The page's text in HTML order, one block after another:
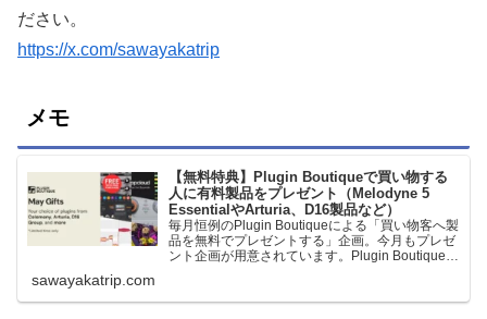
ださい。
https://x.com/sawayakatrip
メモ
【無料特典】Plugin Boutiqueで買い物する
人に有料製品をプレゼント（Melodyne 5
EssentialやArturia、D16製品など）
毎月恒例のPlugin Boutiqueによる「買い物客へ製
品を無料でプレゼントする」企画。今月もプレゼ
ント企画が用意されています。Plugin Boutiqueで
ます。＊無料配布終了予定日：日本時間：
sawayakatrip.com